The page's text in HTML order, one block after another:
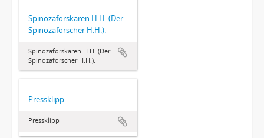
Spinozaforskaren H.H. (Der
Spinozaforscher H.H.).
Spinozaforskaren H.H. (Der
Spinozaforscher H.H.).
Pressklipp
Pressklipp